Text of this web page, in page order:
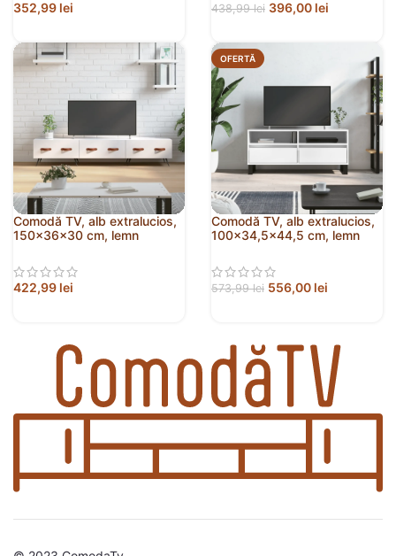
352,99 lei 438,99lei 396,00 lei
Comodă TV, alb extralucios,
150x36x30 cm, lemn
422,99 lei
OFERTĂ
Comodă TV, alb extralucios,
100×34,5×44,5 cm, lemn
573,99lei 556,00 lei